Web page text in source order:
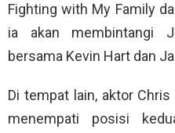
Fighting with My Family
ia akan membintangi
bersama Kevin Hart dan
Di tempat lain, aktor
menempati posisi